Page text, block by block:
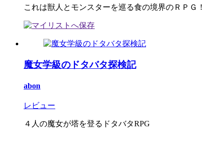
これは獣人とモンスターを巡る食の境界のＲＰＧ！
魔女学級のドタバタ探検記
abon
レビュー
４人の魔女が塔を登るドタバタRPG